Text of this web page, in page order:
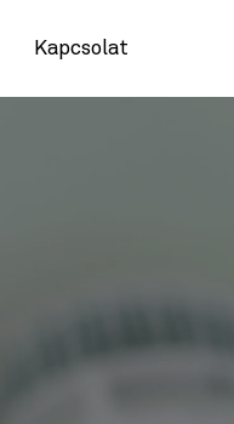
Kapcsolat